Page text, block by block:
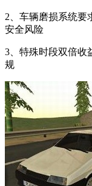
2、车辆磨损系统要
安全风险
3、特殊时段双倍收
规